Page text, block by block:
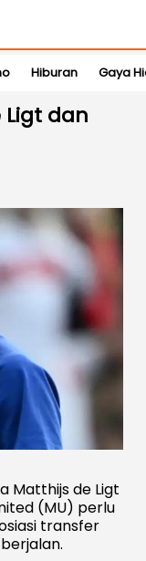
Hiburan Gaya
Ligt dan
Matthijs de Ligt
(MU) perlu
transfer